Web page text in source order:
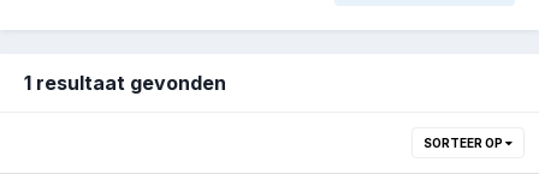
1 resultaat gevonden
SORTEER OP